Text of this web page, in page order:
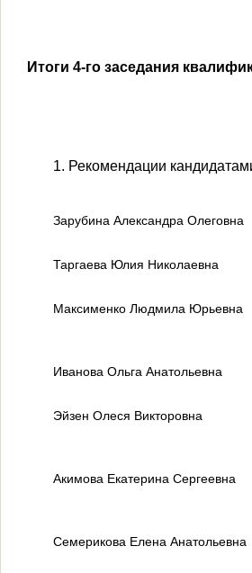
Итоги 4-го заседания
1. Рекомендации
Зарубина Александра Олеговна
Таргаева Юлия Николаевна
Максименко Людмила Юрьевна
Иванова Ольга Анатольевна
Эйзен Олеся Викторовна
Акимова Екатерина Сергеевна
Семерикова Елена Анатольевна